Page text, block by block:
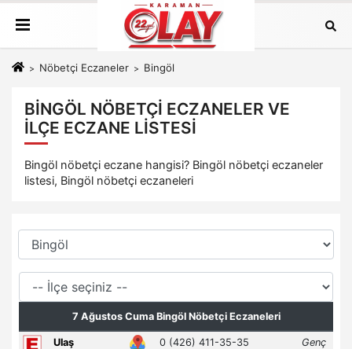
Nöbetçi Eczaneler Bingöl
BINGÖL NÖBETÇI ECZANELER VE
İLÇE ECZANE LISTESI
Bingöl nöbetçi eczane hangisi? Bingöl nöbetçi eczaneler
listesi, Bingöl nöbetçi eczaneleri